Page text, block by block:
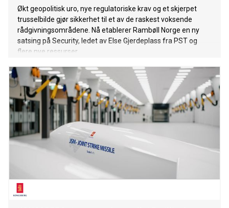
Økt geopolitisk uro, nye regulatoriske krav og et skjerpet
trusselbilde gjør sikkerhet til et av de raskest voksende
rådgivningsområdene. Nå etablerer Rambøll Norge en ny
satsing på Security, ledet av Else Gjerdeplass fra PST og
flere nye ressurser.